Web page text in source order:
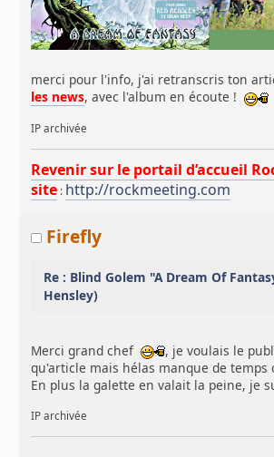
merci pour l'info, j'ai retranscris ton
les news, avec l'album en écoute !
IP archivée
Revenir sur le portail d’accueil
site : http://rockmeeting.com
Firefly
Re : Blind Golem "A Dream Of
Hensley)
Merci grand chef
, je voulais le
qu'article mais hélas manque de
En plus la galette en valait la peine, je
IP archivée